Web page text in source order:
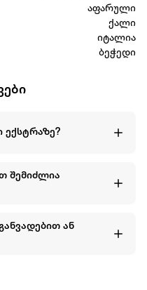
აფარული
ქალი
იტალია
ბეჭედი
შემიძლია
ან